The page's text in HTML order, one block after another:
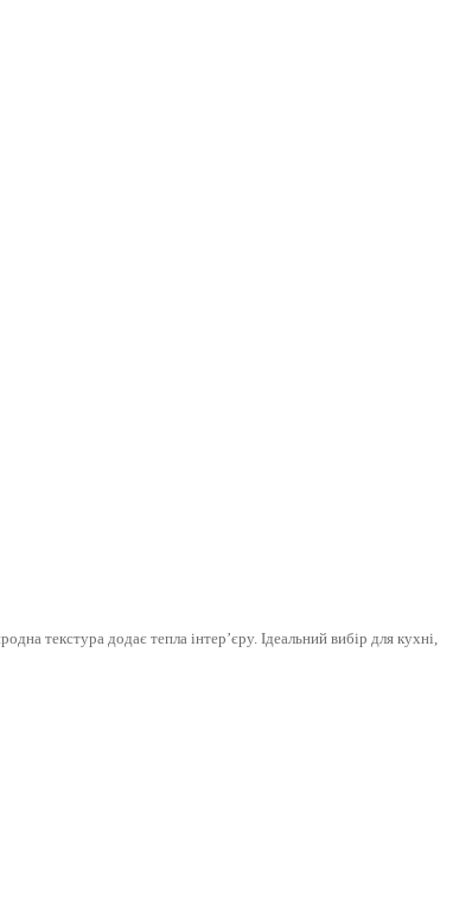
текстура додає тепла інтер’єру. Ідеальний вибір для кухні,